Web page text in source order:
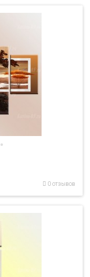
0 отзывов